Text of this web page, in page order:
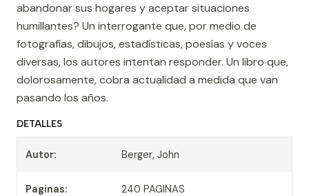
abandonar sus hogares y aceptar situaciones
humillantes? Un interrogante que, por medio de
fotografías, dibujos, estadísticas, poesías y voces
diversas, los autores intentan responder. Un libro que,
dolorosamente, cobra actualidad a medida que van
pasando los años.
DETALLES
Autor: Berger, John
Paginas: 240 PAGINAS